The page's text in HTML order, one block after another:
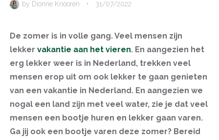
by Dionne Knooren • 31/07/2022
De zomer is in volle gang. Veel mensen zijn
lekker vakantie aan het vieren. En aangezien het
erg lekker weer is in Nederland, trekken veel
mensen erop uit om ook lekker te gaan genieten
van een vakantie in Nederland. En aangezien we
nogal een land zijn met veel water, zie je dat veel
mensen een bootje huren en lekker gaan varen.
Ga jij ook een bootje varen deze zomer? Bereid